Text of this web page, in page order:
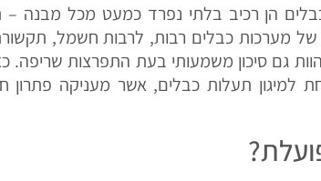
הן רכיב בלתי נפרד כמעט מכל מבנה –
של מערכות כבלים רבות, לרבות חשמל,
גם סיכון משמעותי בעת התפרצות שריפה.
למיגון תעלות כבלים, אשר מעניקה פתרון